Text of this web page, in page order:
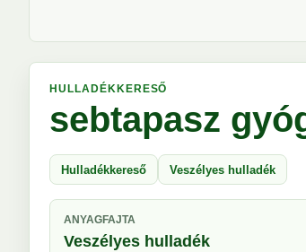
HULLADÉKKERESŐ
sebtapasz
Hulladékkereső Veszélyes hulladék
ANYAGFAJTA
Veszélyes hulladék